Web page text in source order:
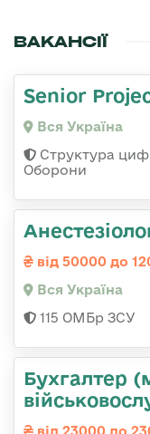
ВАКАНСІЇ
Senior
Вся Україна
Структура
Оборони
від 50000 до
Вся Україна
115 ОМБр ЗСУ
Бухгалтер